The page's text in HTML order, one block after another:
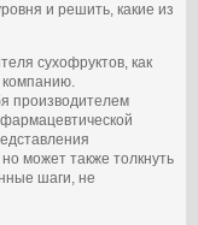
и решить, какие из
сухофруктов, как
компанию.
производителем
может также толкнуть
шаги, не